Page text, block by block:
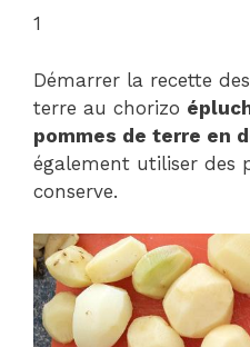
1
Démarrer la recette
terre au chorizo
pommes de terre en
également utiliser des
conserve.